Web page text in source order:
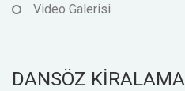
Video Galerisi
DANSÖZ KİRALAMA